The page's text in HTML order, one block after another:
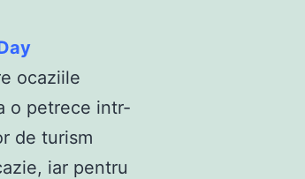
ocaziile
o petrece intr-
de turism
iar pentru